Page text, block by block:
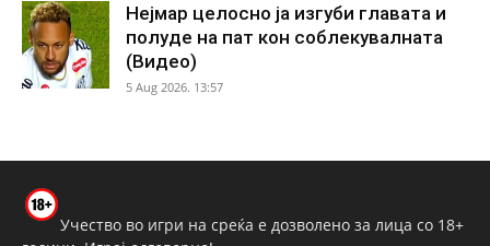
Нејмар целосно ја изгуби главата и
полуде на пат кон соблекувалната
(Видео)
5 Aug 2026. 13:57
Учество во игри на среќа е дозволено за лица со 18+